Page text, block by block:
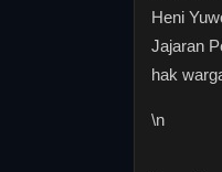
Heni
Jajaran
hak
\n